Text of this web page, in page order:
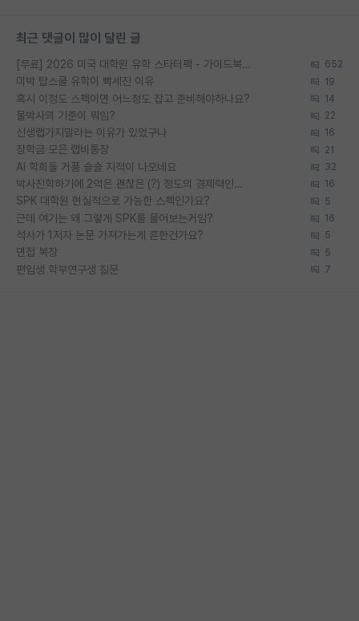
최근 댓글이 많이 달린 글
[무료] 2026 미국 대학원 유학 스타터팩 - 가이드북 & 합격자 컨택메일 템플릿 652
미박 탑스쿨 유학이 빡세진 이유 19
혹시 이정도 스펙이면 어느정도 잡고 준비해야하나요? 14
물박사의 기준이 뭐임? 22
신생랩가지말라는 이유가 있었구나 16
장학금 모은 랩비통장 21
AI 학회들 거품 슬슬 지적이 나오네요 32
박사진학하기에 2억은 괜찮은 (?) 정도의 경제력인가요 16
SPK 대학원 현실적으로 가능한 스펙인가요? 5
근데 여기는 왜 그렇게 SPK를 물어보는거임? 16
석사가 1저자 논문 가져가는게 흔한건가요? 5
면접 복장 5
편입생 학부연구생 질문 7